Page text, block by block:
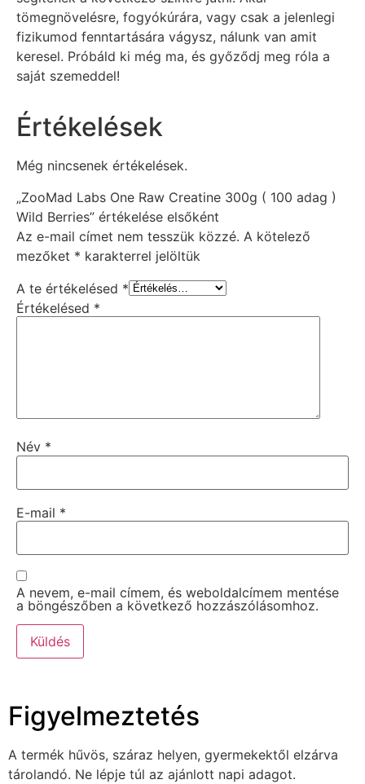
tömegnövelésre, fogyókúrára, vagy csak a jelenlegi
fizikumod fenntartására vágysz, nálunk van amit
keresel. Próbáld ki még ma, és győződj meg róla a
saját szemeddel!
Értékelések
Még nincsenek értékelések.
„ZooMad Labs One Raw Creatine 300g ( 100 adag )
Wild Berries” értékelése elsőként
Az e-mail címet nem tesszük közzé. A kötelező
mezőket * karakterrel jelöltük
A te értékelésed *
Értékelésed *
Név *
E-mail *
A nevem, e-mail címem, és weboldalcímem mentése
a böngészőben a következő hozzászólásomhoz.
Figyelmeztetés
A termék hűvös, száraz helyen, gyermekektől elzárva
tárolandó. Ne lépje túl az ajánlott napi adagot.